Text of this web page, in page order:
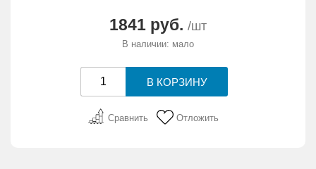
1841 руб. /шт
В наличии: мало
Сравнить Отложить